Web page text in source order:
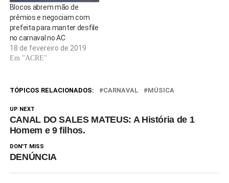
Blocos abrem mão de
prêmios e negociam com
prefeita para manter desfile
no carnaval no AC
18 de fevereiro de 2019
Em "ACRE"
TÓPICOS RELACIONADOS: CARNAVAL MÚSICA
UP NEXT
CANAL DO SALES MATEUS: A História de 1
Homem e 9 filhos.
DON'T MISS
DENÚNCIA